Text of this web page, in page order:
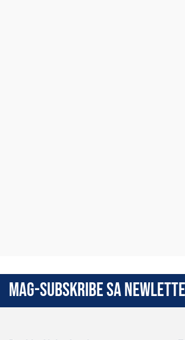
MAG-SUBSKRIBE SA